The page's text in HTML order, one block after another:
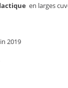
en larges
2019